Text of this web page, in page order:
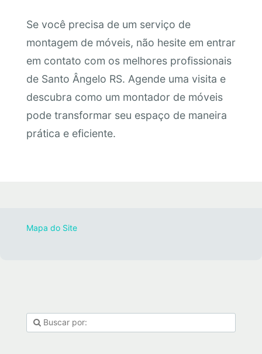
Se você precisa de um serviço de
montagem de móveis, não hesite em entrar
em contato com os melhores profissionais
de Santo Ângelo RS. Agende uma visita e
descubra como um montador de móveis
pode transformar seu espaço de maneira
prática e eficiente.
Mapa do Site